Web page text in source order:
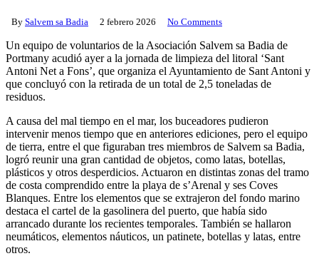
By Salvem sa Badia 2 febrero 2026 No Comments
Un equipo de voluntarios de la Asociación Salvem sa Badia de
Portmany acudió ayer a la jornada de limpieza del litoral ‘Sant
Antoni Net a Fons’, que organiza el Ayuntamiento de Sant Antoni y
que concluyó con la retirada de un total de 2,5 toneladas de
residuos.
A causa del mal tiempo en el mar, los buceadores pudieron
intervenir menos tiempo que en anteriores ediciones, pero el equipo
de tierra, entre el que figuraban tres miembros de Salvem sa Badia,
logró reunir una gran cantidad de objetos, como latas, botellas,
plásticos y otros desperdicios. Actuaron en distintas zonas del tramo
de costa comprendido entre la playa de s’Arenal y ses Coves
Blanques. Entre los elementos que se extrajeron del fondo marino
destaca el cartel de la gasolinera del puerto, que había sido
arrancado durante los recientes temporales. También se hallaron
neumáticos, elementos náuticos, un patinete, botellas y latas, entre
otros.